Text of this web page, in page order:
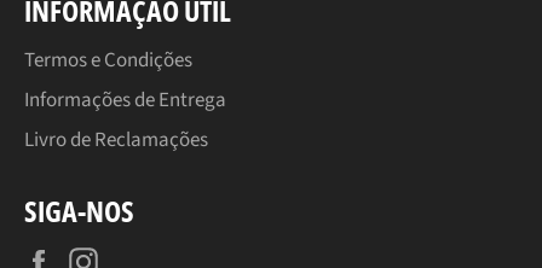
INFORMAÇÃO ÚTIL
Termos e Condições
Informações de Entrega
Livro de Reclamações
SIGA-NOS
Facebook